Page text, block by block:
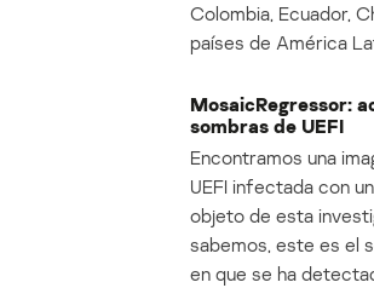
Colombia, Ecuador,
países de América
MosaicRegressor:
sombras de UEFI
Encontramos una
UEFI infectada con
objeto de esta
sabemos, este es el
en que se ha